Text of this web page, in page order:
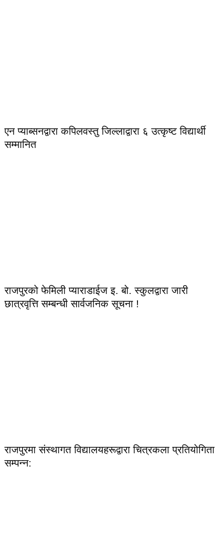
एन प्याब्सनद्वारा कपिलवस्तु जिल्लाद्वारा ६ उत्कृष्ट विद्यार्थी
सम्मानित
राजपुरको फेमिली प्याराडाईज इ. बो. स्कुलद्वारा जारी
छात्रवृत्ति सम्बन्धी सार्वजनिक सूचना !
राजपुरमा संस्थागत विद्यालयहरूद्वारा चित्रकला प्रतियोगिता
सम्पन्न: